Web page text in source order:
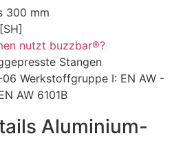
300 mm
nutzt buzzbar®?
Stangen
Werkstoffgruppe I: EN AW -
AW 6101B
Aluminium-